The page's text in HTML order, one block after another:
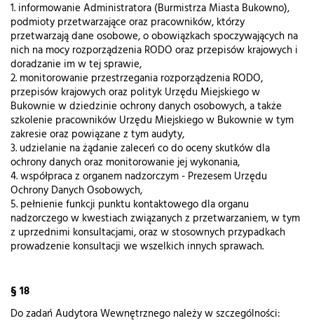
1. informowanie Administratora (Burmistrza Miasta Bukowno),
podmioty przetwarzające oraz pracowników, którzy
przetwarzają dane osobowe, o obowiązkach spoczywających na
nich na mocy rozporządzenia RODO oraz przepisów krajowych i
doradzanie im w tej sprawie,
2. monitorowanie przestrzegania rozporządzenia RODO,
przepisów krajowych oraz polityk Urzędu Miejskiego w
Bukownie w dziedzinie ochrony danych osobowych, a także
szkolenie pracowników Urzędu Miejskiego w Bukownie w tym
zakresie oraz powiązane z tym audyty,
3. udzielanie na żądanie zaleceń co do oceny skutków dla
ochrony danych oraz monitorowanie jej wykonania,
4. współpraca z organem nadzorczym - Prezesem Urzędu
Ochrony Danych Osobowych,
5. pełnienie funkcji punktu kontaktowego dla organu
nadzorczego w kwestiach związanych z przetwarzaniem, w tym
z uprzednimi konsultacjami, oraz w stosownych przypadkach
prowadzenie konsultacji we wszelkich innych sprawach.
§ 18
Do zadań Audytora Wewnętrznego należy w szczególności: